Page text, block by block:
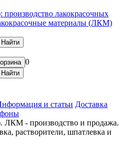
Найти
0
Найти
и статьи Доставка